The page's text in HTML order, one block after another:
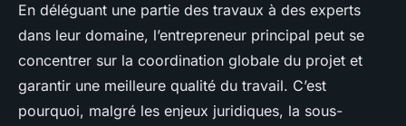
En déléguant une partie des travaux à des experts
dans leur domaine, l’entrepreneur principal peut se
concentrer sur la coordination globale du projet et
garantir une meilleure qualité du travail. C’est
pourquoi, malgré les enjeux juridiques, la sous-